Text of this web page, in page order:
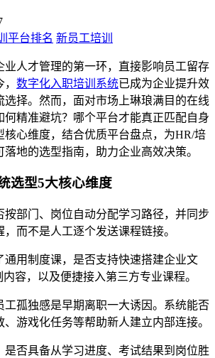
平台排名 新员工培训
业人才管理的第一环，直接影响员工留存
数字化入职培训系统已成为企业提升效
选择。然而，面对市场上琳琅满目的在线
何精准避坑？哪个平台才能真正匹配自身
核心维度，结合优质平台盘点，为HR/培
地的选型指南，助力企业高效决策。
选型5大核心维度
按部门、岗位自动分配学习路径，并同步
而不是人工逐个发送课程链接。
通用制度课，是否支持快速搭建企业文
容，以及便捷接入第三方专业课程。
工孤独感是早期离职一大诱因。系统能否
游戏化任务等帮助新人建立内部连接。
是否具备从学习进度、考试结果到岗位胜